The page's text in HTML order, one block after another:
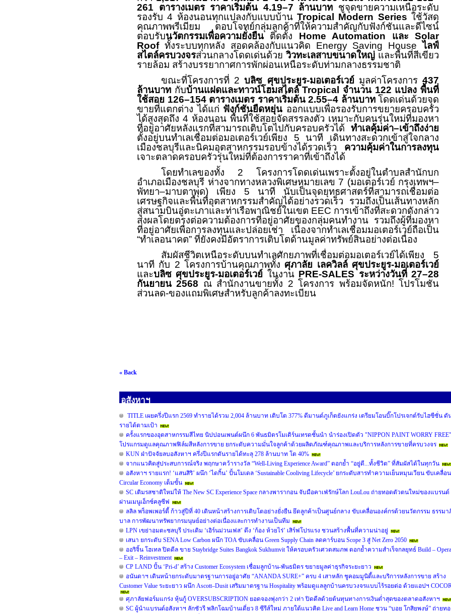
261 ตารางเมตร ราคาเริ่มต้น 4.19–7 ล้านบาท ชูจุดขายความเหนือระดับ
รองรับ4 ห้องนอนทุกแปลงกับแบบบ้านTropical Modern Series ใช้วัสดุ
คุณภาพพรีเมียม ตอบโจทย์กลุ่มลูกค้าที่ให้ความสำคัญกับฟังก์ชันและดีไซน์
ตอบรับนวัตกรรมเพื่อความยั่งยืน ติดตั้ง Home Automation และSolar
Roof ทั้งระบบทุกหลัง สอดคล้องกับแนวคิด Energy Saving House ไลฟ์
สไตล์ครบวงจรส่วนกลางโดดเด่นด้วยวิวทะเลสาบขนาดใหญ่ และพื้นที่สีเขียว
รายล้อม สร้างบรรยากาศการพักผ่อนเหนือระดับท่ามกลางธรรมชาติ
ขณะที่โครงการที่ 2บลิซ ศุขประยูร-มอเตอร์เวย์ มูลค่าโครงการ437
ล้านบาท กับบ้านแฝดและทาวน์โฮมสไตล์Tropical จำนวน 122 แปลง พื้นที่
ใช้สอย 126–154 ตารางเมตร ราคาเริ่มต้น 2.55–4 ล้านบาทโดดเด่นด้วยจุด
ขายที่แตกต่าง ได้แก่ ฟังก์ชันยืดหยุ่น ออกแบบเพื่อรองรับการขยายครอบครัว
ได้สูงสุดถึง 4 ห้องนอน พื้นที่ใช้สอยจัดสรรลงตัว เหมาะกับคนรุ่นใหม่ที่มองหา
ที่อยู่อาศัยหลังแรกที่สามารถเติบโตไปกับครอบครัวได้ ทำเลคุ้มค่า–เข้าถึงง่าย
ตั้งอยู่บนทำเลเชื่อมต่อมอเตอร์เวย์เพียง 5 นาที เดินทางสะดวกเข้าสู่ใจกลาง
เมืองชลบุรีและนิคมอุตสาหกรรมรอบข้างได้รวดเร็ว ความคุ้มค่าในการลงทุน
เจาะตลาดครอบครัวรุ่นใหม่ที่ต้องการราคาที่เข้าถึงได้
โดยทำเลของทั้ง 2 โครงการโดดเด่นเพราะตั้งอยู่ในตำบลสำนักบก
อำเภอเมืองชลบุรี ห่างจากทางหลวงพิเศษหมายเลข 7 (มอเตอร์เวย์ กรุงเทพฯ–
พัทยา–มาบตาพุด) เพียง 5 นาที นับเป็นจุดยุทธศาสตร์ที่สามารถเชื่อมต่อ
เศรษฐกิจและพื้นที่อุตสาหกรรมสำคัญได้อย่างรวดเร็ว รวมถึงเป็นเส้นทางหลัก
สู่สนามบินอู่ตะเภาและท่าเรือพาณิชย์ในเขต EEC การเข้าถึงที่สะดวกดังกล่าว
ส่งผลโดยตรงต่อความต้องการที่อยู่อาศัยของกลุ่มคนทำงาน รวมถึงผู้ที่มองหา
ที่อยู่อาศัยเพื่อการลงทุนและปล่อยเช่า เนื่องจากทำเลเชื่อมมอเตอร์เวย์ถือเป็น
“ทำเลอนาคต” ที่ยังคงมีอัตราการเติบโตด้านมูลค่าทรัพย์สินอย่างต่อเนื่อง
สัมผัสชีวิตเหนือระดับบนทำเลศักยภาพที่เชื่อมต่อมอเตอร์เวย์ได้เพียง 5
นาที กับ 2 โครงการบ้านคุณภาพทั้ง ศุภาลัย เลควิลล์ ศุขประยูร-มอเตอร์เวย์
และบลิซ ศุขประยูร-มอเตอร์เวย์ ในงาน PRE-SALES ระหว่างวันที่27–28
กันยายน2568 ณ สำนักงานขายทั้ง 2 โครงการ พร้อมจัดหนัก!โปรโมชัน
ส่วนลด-ของแถมพิเศษสำหรับลูกค้าลงทะเบียน
« Back
อสังหาฯ
TITLE เผยครึ่งปีแรก 2569 ทำรายได้รวม 2,004 ล้านบาท เติบโต 377% ดีมานด์ภูเก็ตยังแกร่ง เตรียมโอนบิ๊กโปรเจกต์รับไฮซีซั่น ดั
รายได้ตามเป้า
ครั้งแรกของอุตสาหกรรมสีไทย นิปปอนเพนต์ผนึก 6 พันธมิตรโมเดิร์นเทรดชั้นนำ นำร่องเปิดตัว "NIPPON PAINT WORRY FREE"
โปรแกรมดูแลคุณภาพฟิล์มสีหลังการขาย ยกระดับความมั่นใจลูกค้าด้วยผลิตภัณฑ์คุณภาพและบริการหลังการขายที่ครบวงจร
KUN ฝ่าปัจจัยลบอสังหาฯ ครึ่งปีแรกดันรายได้ทะลุ 278 ล้านบาท โต 40%
จากแนวคิดสู่ประสบการณ์จริง พฤกษาคว้ารางวัล “Well-Living Experience Award” ตอกย้ำ “อยู่ดี...ทั้งชีวิต” ที่สัมผัสได้ในทุกวัน
อสังหาฯ รายแรก! ‘แสนสิริ’ ผนึก ‘ไดกิ้น’ ปั้นโมเดล ‘Sustainable Cooliving Lifecycle’ ยกระดับสารทำความเย็นหมุนเวียน ขับเคลื่อน
Circular Economy เต็มขั้น
SC เติมรสชาติใหม่ให้ The New SC Experience Space กลางพารากอน จับมือคาเฟ่รักษ์โลก LouLou ถ่ายทอดตัวตนใหม่ของแบรนด์
ผ่านเมนูเอ็กซ์คลูซีฟ
ลลิล พร็อพเพอร์ตี้ ก้าวสู่ปีที่ 40 เดินหน้าสร้างการเติบโตอย่างยั่งยืน ยึดลูกค้าเป็นศูนย์กลาง ขับเคลื่อนองค์กรด้วยนวัตกรรม ธรรมา
บาล การพัฒนาทรัพยากรมนุษย์อย่างต่อเนื่องและการทำงานเป็นทีม
LPN เขย่าอมตะชลบุรี ประเดิม ‘เอิร์นม่วนเฟส’ ดึง ‘ก้อง ห้วยไร่’ เสิร์ฟโปรแรง ชวนสร้างพื้นที่ความน่าอยู่
เสนา ยกระดับ SENA Low Carbon ผนึก TOA ขับเคลื่อน Green Supply Chain ลดคาร์บอน Scope 3 สู่ Net Zero 2050
ออริจิ้น โฮเทล ปิดดีล ขาย Staybridge Suites Bangkok Sukhumvit ให้ครอบครัวเศวตสมภพ ตอกย้ำความสำเร็จกลยุทธ์ Build –
– Exit – Reinvestment
CP LAND ปั้น ‘Pri-d’ สร้าง Customer Ecosystem เชื่อมลูกบ้าน-พันธมิตร ขยายมูลค่าธุรกิจระยะยาว
อนันดาฯ เดินหน้ายกระดับมาตรฐานการอยู่อาศัย “ANANDA SURE+” ครบ 4 เสาหลัก ชูคอมมูนิตี้และบริการหลังการขาย สร้าง
Customer Value ระยะยาว ผนึก Ascott–Dusit เสริมมาตรฐาน Hospitality พร้อมดูแลลูกบ้านครบวงจรแบบไร้รอยต่อ ด้วยแอปฯ
ศุภาลัยฟอร์มแกร่ง หุ้นกู้ OVERSUBSCRIPTION ยอดจองพุ่งกว่า 2 เท่า ปิดดีลด้วยต้นทุนทางการเงินต่ำสุดของตลาดอสังหาฯ
SC ผู้นำแบรนด์อสังหาฯ ลักชัวรี พลิกโฉมบ้านเดี่ยว 8 ซีรีส์ใหม่ ภายใต้แนวคิด Live and Learn Home ชวน “บอย โกสิยพงษ์” ถ่ายท